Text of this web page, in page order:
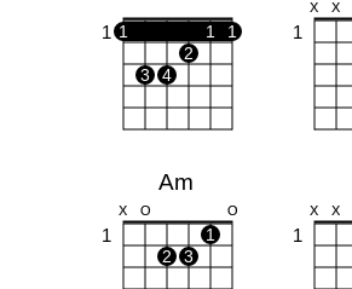
1 1 1
1
2
3
4
X X
1
Am
X O O
1
1
2
3
X X
1